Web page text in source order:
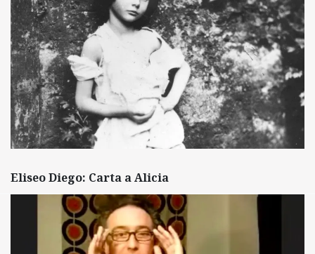
Eliseo Diego: Carta a Alicia